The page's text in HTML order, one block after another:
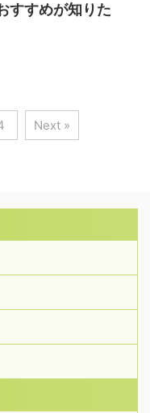
すすめが知りた
Next »